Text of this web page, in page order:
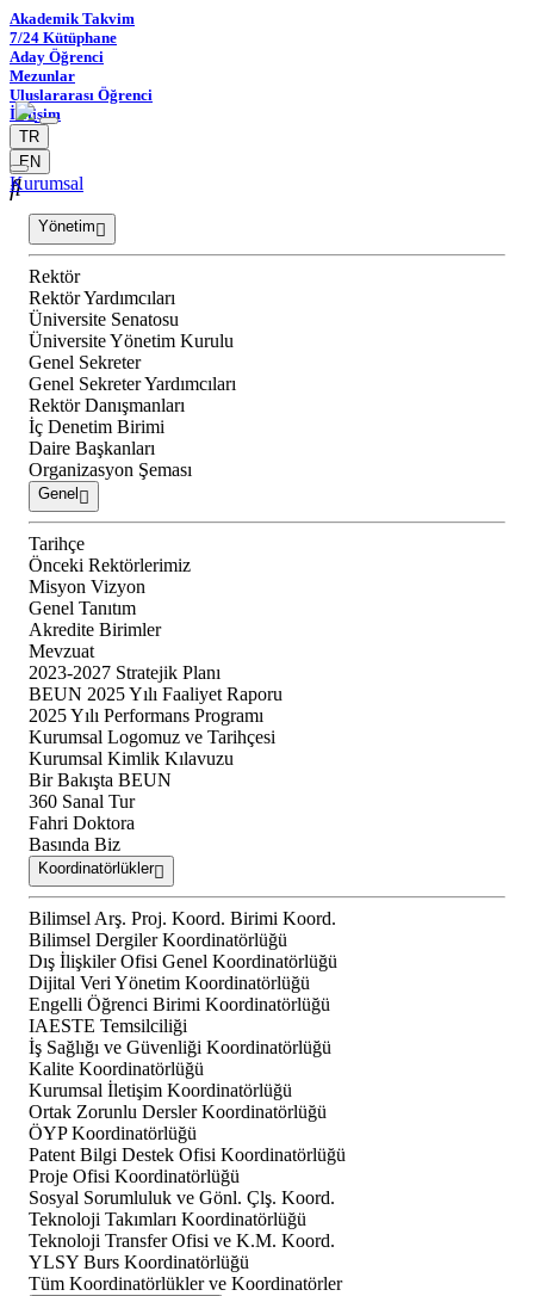
Akademik Takvim
7/24 Kütüphane
Aday Öğrenci
Mezunlar
Uluslararası Öğrenci
İletişim
TR
EN
Kurumsal
Yönetim
Rektör
Rektör Yardımcıları
Üniversite Senatosu
Üniversite Yönetim Kurulu
Genel Sekreter
Genel Sekreter Yardımcıları
Rektör Danışmanları
İç Denetim Birimi
Daire Başkanları
Organizasyon Şeması
Genel
Tarihçe
Önceki Rektörlerimiz
Misyon Vizyon
Genel Tanıtım
Akredite Birimler
Mevzuat
2023-2027 Stratejik Planı
BEUN 2025 Yılı Faaliyet Raporu
2025 Yılı Performans Programı
Kurumsal Logomuz ve Tarihçesi
Kurumsal Kimlik Kılavuzu
Bir Bakışta BEUN
360 Sanal Tur
Fahri Doktora
Basında Biz
Koordinatörlükler
Bilimsel Arş. Proj. Koord. Birimi Koord.
Bilimsel Dergiler Koordinatörlüğü
Dış İlişkiler Ofisi Genel Koordinatörlüğü
Dijital Veri Yönetim Koordinatörlüğü
Engelli Öğrenci Birimi Koordinatörlüğü
IAESTE Temsilciliği
İş Sağlığı ve Güvenliği Koordinatörlüğü
Kalite Koordinatörlüğü
Kurumsal İletişim Koordinatörlüğü
Ortak Zorunlu Dersler Koordinatörlüğü
ÖYP Koordinatörlüğü
Patent Bilgi Destek Ofisi Koordinatörlüğü
Proje Ofisi Koordinatörlüğü
Sosyal Sorumluluk ve Gönl. Çlş. Koord.
Teknoloji Takımları Koordinatörlüğü
Teknoloji Transfer Ofisi ve K.M. Koord.
YLSY Burs Koordinatörlüğü
Tüm Koordinatörlükler ve Koordinatörler